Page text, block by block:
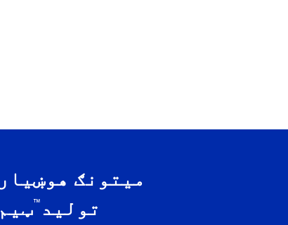
میتونګ هوښیار
تولید™ټیم